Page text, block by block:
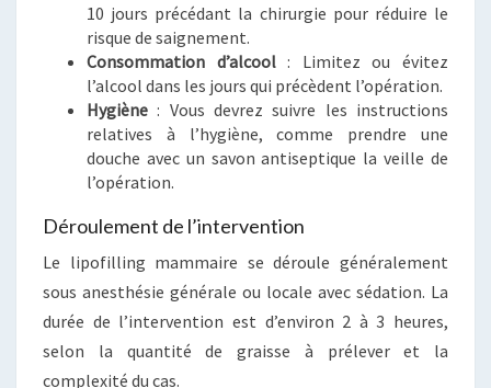
10 jours précédant la chirurgie pour réduire le
risque de saignement.
Consommation d’alcool: Limitez ou évitez
l’alcool dans les jours qui précèdent l’opération.
Hygiène : Vous devrez suivre les instructions
relatives à l’hygiène, comme prendre une
douche avec un savon antiseptique la veille de
l’opération.
Déroulement de l’intervention
Le lipofilling mammaire se déroule généralement
sous anesthésie générale ou locale avec sédation. La
durée de l’intervention est d’environ 2 à 3 heures,
selon la quantité de graisse à prélever et la
complexité du cas.